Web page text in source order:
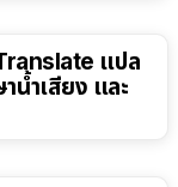
แปล
น้ำเสียง และ